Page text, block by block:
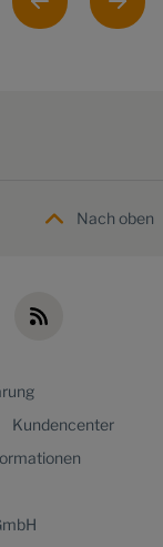
Nach oben
Kundencenter